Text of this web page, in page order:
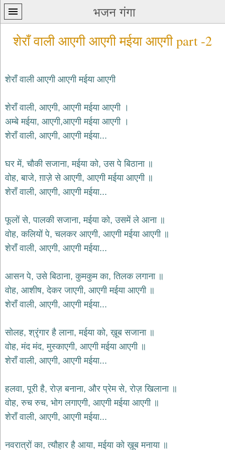
भजन गंगा
पन्ना
home
कृष्ण
bhajans
शिव
भजन
हनुमान
भजन
hanuman
bhajans
भजन
bhajans
जैन
jain
bhajans
दुर्गा
भजन
भजन
ganesh
राम
शेराँ वाली आएगी आएगी मईया आएगी part -2
शेराँ वाली आएगी आएगी मईया आएगी
शेराँ वाली, आएगी, आएगी मईया आएगी ।
अम्बे मईया, आएगी,आएगी मईया आएगी ।
शेराँ वाली, आएगी, आएगी मईया...
घर में, चौकी सजाना, मईया को, उस पे बिठाना ॥
वोह, बाजे, ग़ाज़े से आएगी, आएगी मईया आएगी ॥
शेराँ वाली, आएगी, आएगी मईया...
फूलों से, पालकी सजाना, मईया को, उसमें ले आना ॥
वोह, कलियों पे, चलकर आएगी, आएगी मईया आएगी ॥
शेराँ वाली, आएगी, आएगी मईया...
आसन पे, उसे बिठाना, कुमकुम का, तिलक लगाना ॥
वोह, आशीष, देकर जाएगी, आएगी मईया आएगी ॥
शेराँ वाली, आएगी, आएगी मईया...
सोलह, श्रृंगार है लाना, मईया को, ख़ूब सजाना ॥
वोह, मंद मंद, मुस्काएगी, आएगी मईया आएगी ॥
शेराँ वाली, आएगी, आएगी मईया...
हलवा, पूरी है, रोज़ बनाना, और प्रेम से, रोज़ खिलाना ॥
वोह, रुच रुच, भोग लगाएगी, आएगी मईया आएगी ॥
शेराँ वाली, आएगी, आएगी मईया...
नवरात्रों का, त्यौहार है आया, मईया को ख़ूब मनाया ॥